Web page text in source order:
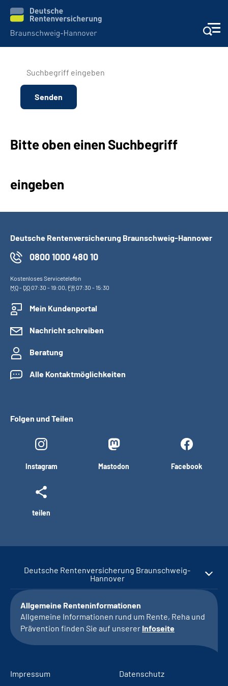
Services
Beratung und Kontakt
Karriere
Presse
Online-Services
Leichte Sprache
Suche
Bitte oben einen Suchbegriff
eingeben
Deutsche Rentenversicherung Braunschweig-Hannover
0800 1000 480 10
Kostenloses Servicetelefon
MO- DO07:30 - 19:00, FR07:30 - 15:30
Mein Kundenportal
Nachricht schreiben
Beratung
Alle Kontaktmöglichkeiten
Folgen und Teilen
Instagram Mastodon Facebook
teilen
Deutsche Rentenversicherung Braunschweig-
Hannover
Allgemeine Renteninformationen
Allgemeine Informationen rund um Rente, Reha und
Prävention finden Sie auf unserer Infoseite
Impressum
Datenschutz